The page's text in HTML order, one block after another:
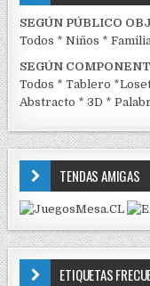
SEGÚN PÚBLICO
Todos *Niños *
SEGÚN
Todos *Tablero *
Abstracto *3D *
TENDAS AMIGAS
ETIQUETAS